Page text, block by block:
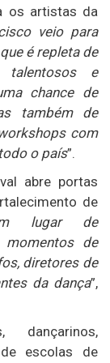
os artistas da
veio para
é repleta de
e
chance de
também de
com
o país”.
abre portas
de
lugar de
de
diretores de
da dança”,
dançarinos,
escolas de